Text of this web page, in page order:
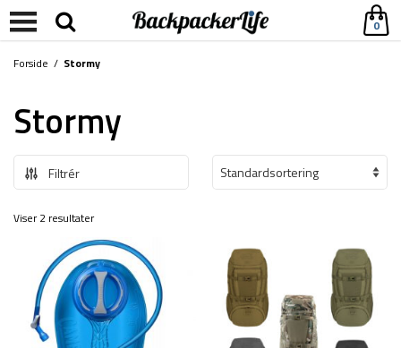
0
Forside / Stormy
Stormy
Filtrér
Viser 2 resultater